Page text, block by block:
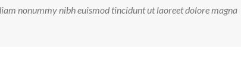
nonummy nibh euismod tincidunt ut laoreet dolore magna